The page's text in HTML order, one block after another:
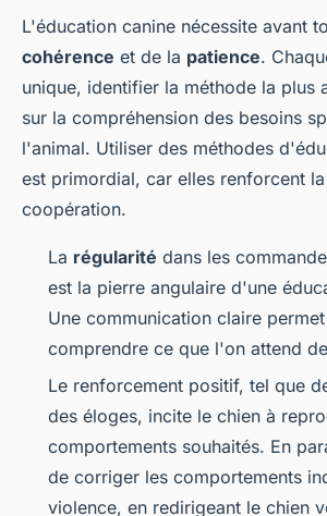
L'éducation canine nécessite avant
cohérence et de la patience.
unique, identifier la méthode la plus
sur la compréhension des besoins
l'animal. Utiliser des méthodes
est primordial, car elles renforcent
coopération.
La régularité dans les
est la pierre angulaire d'une
Une communication claire
comprendre ce que l'on attend
Le renforcement positif, tel que
des éloges, incite le chien à
comportements souhaités. En
de corriger les comportements
violence, en redirigeant le chien